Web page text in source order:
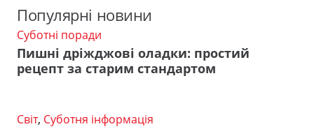
Популярні новини
Суботні поради
Пишні дріжджові оладки: простий
рецепт за старим стандартом
Світ, Суботня інформація